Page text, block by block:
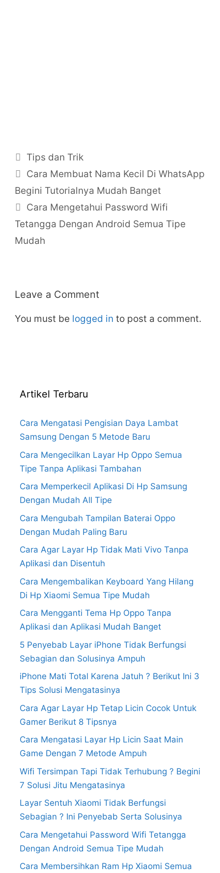
Categories
Tips dan Trik
Post
navigation
Cara Membuat Nama Kecil Di WhatsApp
Begini Tutorialnya Mudah Banget
Cara Mengetahui Password Wifi
Tetangga Dengan Android Semua Tipe
Mudah
Leave a Comment
You must be logged in to post a comment.
Artikel Terbaru
Cara Mengatasi Pengisian Daya Lambat
Samsung Dengan 5 Metode Baru
Cara Mengecilkan Layar Hp Oppo Semua
Tipe Tanpa Aplikasi Tambahan
Cara Memperkecil Aplikasi Di Hp Samsung
Dengan Mudah All Tipe
Cara Mengubah Tampilan Baterai Oppo
Dengan Mudah Paling Baru
Cara Agar Layar Hp Tidak Mati Vivo Tanpa
Aplikasi dan Disentuh
Cara Mengembalikan Keyboard Yang Hilang
Di Hp Xiaomi Semua Tipe Mudah
Cara Mengganti Tema Hp Oppo Tanpa
Aplikasi dan Aplikasi Mudah Banget
5 Penyebab Layar iPhone Tidak Berfungsi
Sebagian dan Solusinya Ampuh
iPhone Mati Total Karena Jatuh ? Berikut Ini 3
Tips Solusi Mengatasinya
Cara Agar Layar Hp Tetap Licin Cocok Untuk
Gamer Berikut 8 Tipsnya
Cara Mengatasi Layar Hp Licin Saat Main
Game Dengan 7 Metode Ampuh
Wifi Tersimpan Tapi Tidak Terhubung ? Begini
7 Solusi Jitu Mengatasinya
Layar Sentuh Xiaomi Tidak Berfungsi
Sebagian ? Ini Penyebab Serta Solusinya
Cara Mengetahui Password Wifi Tetangga
Dengan Android Semua Tipe Mudah
Cara Membersihkan Ram Hp Xiaomi Semua